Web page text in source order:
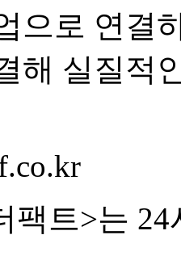
으로 연결
해 실질적
팩트>는